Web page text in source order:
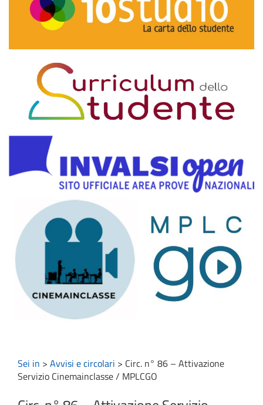
Sei in > Avvisi e circolari > Circ. n° 86 – Attivazione
Servizio Cinemainclasse / MPLCGO